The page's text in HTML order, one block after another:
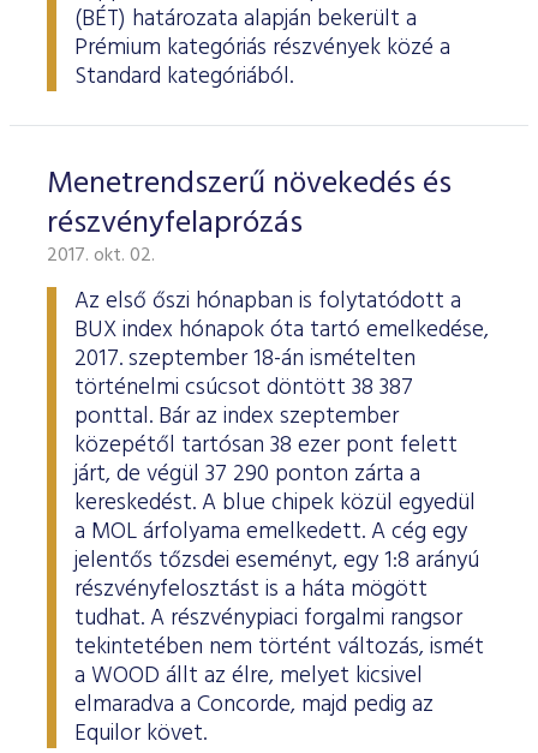
ESG Útmutató
(BÉT) határozata alapján bekerült a
Prémium kategóriás részvények közé a
Standard kategóriából.
Menetrendszerű növekedés és
részvényfelaprózás
2017. okt. 02.
Az első őszi hónapban is folytatódott a
BUX index hónapok óta tartó emelkedése,
2017. szeptember 18-án ismételten
történelmi csúcsot döntött 38 387
ponttal. Bár az index szeptember
közepétől tartósan 38 ezer pont felett
járt, de végül 37 290 ponton zárta a
kereskedést. A blue chipek közül egyedül
a MOL árfolyama emelkedett. A cég egy
jelentős tőzsdei eseményt, egy 1:8 arányú
részvényfelosztást is a háta mögött
tudhat. A részvénypiaci forgalmi rangsor
tekintetében nem történt változás, ismét
a WOOD állt az élre, melyet kicsivel
elmaradva a Concorde, majd pedig az
Equilor követ.